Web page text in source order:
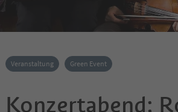
Veranstaltung Green Event
Konzertabend: